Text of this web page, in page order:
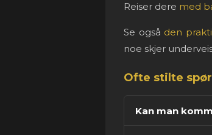
Reiser dere med
Se også den
noe skjer
Ofte stilte
Kan man